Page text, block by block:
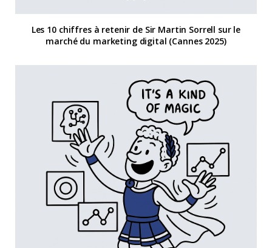
Les 10 chiffres à retenir de Sir Martin Sorrell sur le
marché du marketing digital (Cannes 2025)